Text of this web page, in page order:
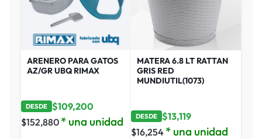
ARENERO PARA GATOS
AZ/GR UBQ RIMAX
DESDE $109,200
$152,880 * una unidad
MATERA 6.8 LT RATTAN
GRIS RED
MUNDIUTIL(1073)
DESDE $13,119
$16,254 * una unidad